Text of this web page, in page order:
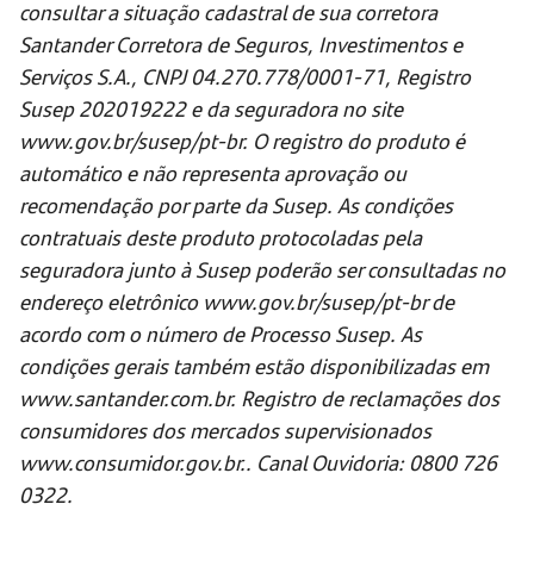
consultar a situação cadastral de sua corretora
Santander Corretora de Seguros, Investimentos e
Serviços S.A., CNPJ 04.270.778/0001-71, Registro
Susep 202019222 e da seguradora no site
www.gov.br/susep/pt-br. O registro do produto é
automático e não representa aprovação ou
recomendação por parte da Susep. As condições
contratuais deste produto protocoladas pela
seguradora junto à Susep poderão ser consultadas no
endereço eletrônico www.gov.br/susep/pt-br de
acordo com o número de Processo Susep. As
condições gerais também estão disponibilizadas em
www.santander.com.br. Registro de reclamações dos
consumidores dos mercados supervisionados
www.consumidor.gov.br.. Canal Ouvidoria: 0800 726
0322.